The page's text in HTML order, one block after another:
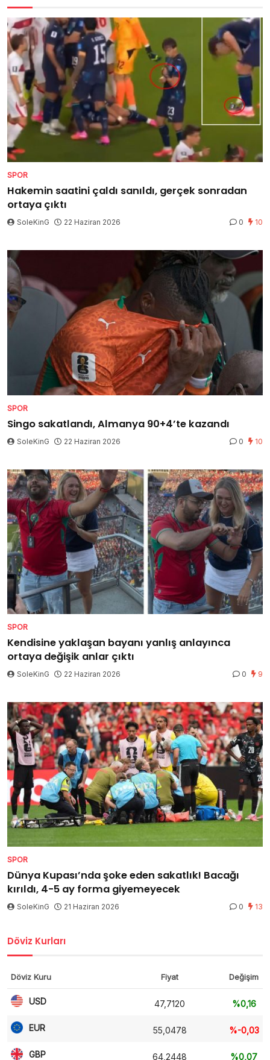
SPOR
Hakemin saatini çaldı sanıldı, gerçek sonradan
ortaya çıktı
SoleKinG 22 Haziran 2026 0 10
SPOR
Singo sakatlandı, Almanya 90+4’te kazandı
SoleKinG 22 Haziran 2026 0 10
SPOR
Kendisine yaklaşan bayanı yanlış anlayınca
ortaya değişik anlar çıktı
SoleKinG 22 Haziran 2026 0 9
SPOR
Dünya Kupası’nda şoke eden sakatlık! Bacağı
kırıldı, 4-5 ay forma giyemeyecek
SoleKinG 21 Haziran 2026 0 13
Döviz Kurları
Döviz Kuru Fiyat Değişim
USD 47,7120 %0,16
EUR 55,0478 %-0,03
GBP 64,2448 %0,07